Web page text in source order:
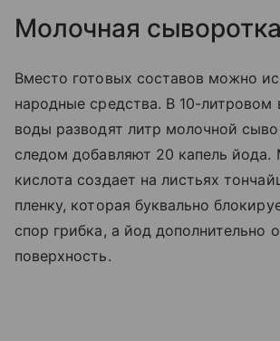
Молочная
Вместо готовых составов можно
народные средства. В 10-литровом
воды разводят литр молочной
следом добавляют 20 капель йода.
кислота создает на листьях
пленку, которая буквально
спор грибка, а йод дополнительно
поверхность.